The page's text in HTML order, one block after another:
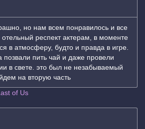
но нам всем понравилось и все
респект актерам, в моменте
в атмосферу, будто и правда в игре.
позвали пить чай и даже провели
в свете. это был не незабываемый
на вторую часть
of Us